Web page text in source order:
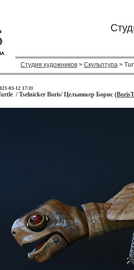
Студия художников > Скульптура >
03-12 17:11
/ Tselnicker Boris/ Цельникер Борис (